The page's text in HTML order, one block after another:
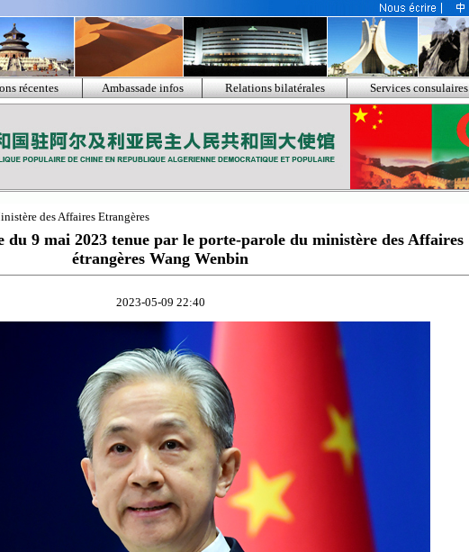
récentes Ambassade infos Relations bilatérales Services consulaires
des Affaires Etrangères
du 9 mai 2023 tenue par le porte-parole du ministère des Affaires
étrangères Wang Wenbin
2023-05-09 22:40